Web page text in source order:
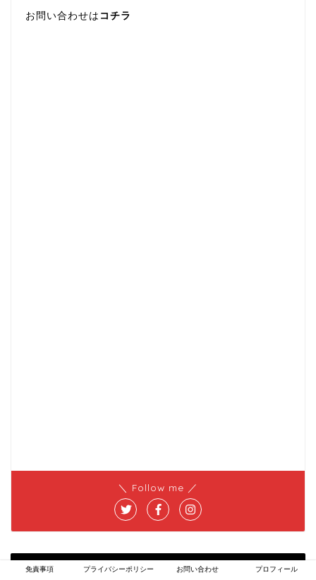
お問い合わせは コチラ
＼ Follow me ／
アーカイブ
免責事項 プライバシーポリシー お問い合わせ プロフィール